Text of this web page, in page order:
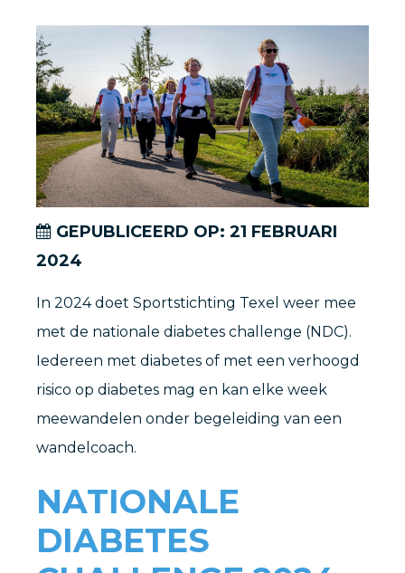
GEPUBLICEERD OP: 21 FEBRUARI
2024
In 2024 doet Sportstichting Texel weer mee
met de nationale diabetes challenge (NDC).
Iedereen met diabetes of met een verhoogd
risico op diabetes mag en kan elke week
meewandelen onder begeleiding van een
wandelcoach.
NATIONALE
DIABETES